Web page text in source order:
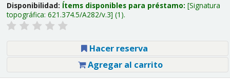
Disponibilidad: Ítems disponibles para préstamo: Signatura
topográfica: 621.374.5/A282/v.3 (1).
Hacer reserva
Agregar al carrito